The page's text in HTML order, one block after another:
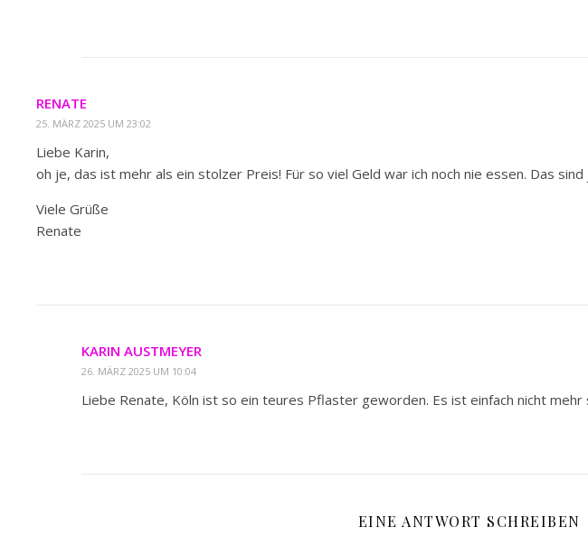
RENATE
25. MÄRZ 2025 UM 23:02
Liebe Karin,
oh je, das ist mehr als ein stolzer Preis! Für so viel Geld war ich noch nie essen. Das
Viele Grüße
Renate
KARIN AUSTMEYER
26. MÄRZ 2025 UM 10:04
Liebe Renate, Köln ist so ein teures Pflaster geworden. Es ist einfach nicht mehr
EINE ANTWORT SCHREIBEN